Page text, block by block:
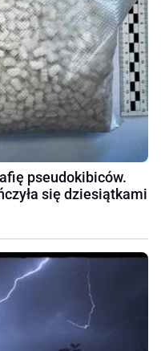
pseudokibiców.
się dziesiątkami